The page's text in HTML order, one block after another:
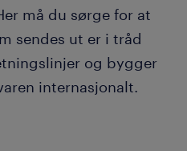
må du sørge for at
sendes ut er i tråd
og bygger
internasjonalt.